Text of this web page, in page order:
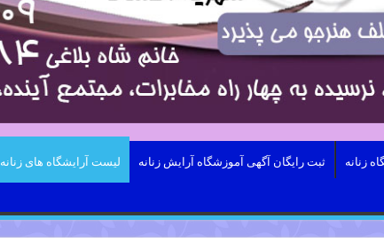
زنانه ثبت رایگان آگهی آموزشگاه آرایش زنانه لیست آرایشگاه های زنانه